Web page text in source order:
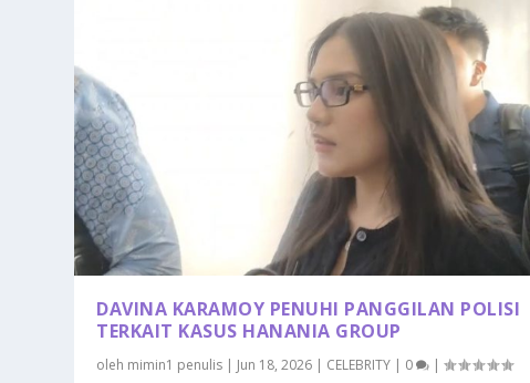
DAVINA KARAMOY PENUHI PANGGILAN POLISI
TERKAIT KASUS HANANIA GROUP
oleh mimin1 penulis | Jun 18, 2026 | CELEBRITY | 0 |